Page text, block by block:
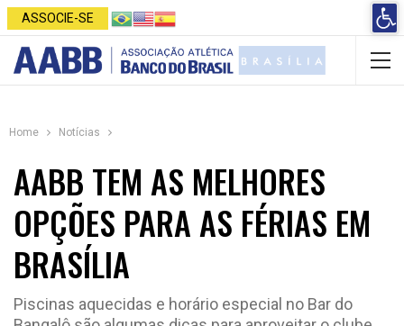
ASSOCIE-SE
Home Notícias
AABB TEM AS MELHORES
OPÇÕES PARA AS FÉRIAS EM
BRASÍLIA
Piscinas aquecidas e horário especial no Bar do